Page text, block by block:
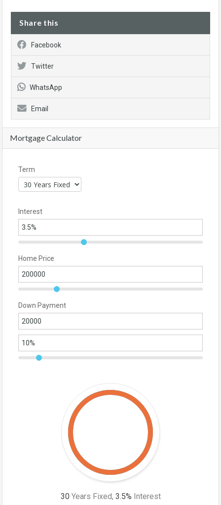
Share this
Facebook
Twitter
WhatsApp
Email
Mortgage Calculator
Term
Interest
Home Price
Down Payment
30 Years Fixed, 3.5% Interest